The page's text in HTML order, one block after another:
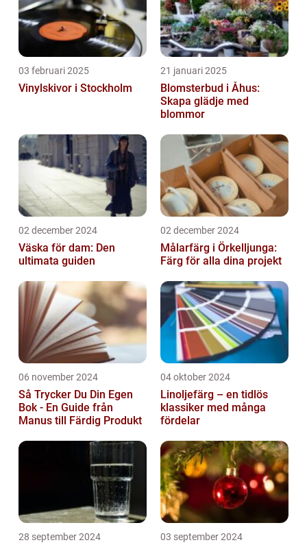
03 februari 2025
Vinylskivor i Stockholm
21 januari 2025
Blomsterbud i Åhus:
Skapa glädje med
blommor
02 december 2024
Väska för dam: Den
ultimata guiden
02 december 2024
Målarfärg i Örkelljunga:
Färg för alla dina projekt
06 november 2024
Så Trycker Du Din Egen
Bok - En Guide från
Manus till Färdig Produkt
04 oktober 2024
Linoljefärg – en tidlös
klassiker med många
fördelar
28 september 2024 03 september 2024